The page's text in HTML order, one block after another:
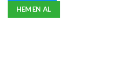
HEMEN AL